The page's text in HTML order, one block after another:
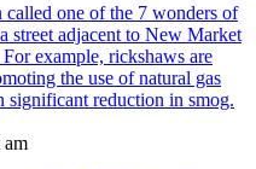
one of the 7 wonders of
street adjacent to New Market
example, rickshaws are
the use of natural gas
significant reduction in smog.
am